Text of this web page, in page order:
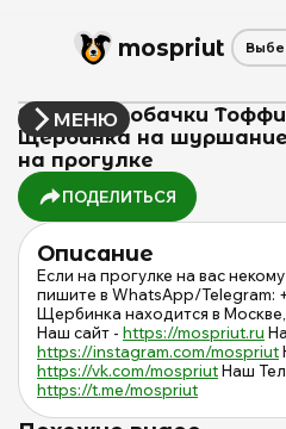
mospriut
МЕНЮ
Реакция собачки
Щербинка на
на прогулке
ПОДЕЛИТЬСЯ
Описание
Если на прогулке на вас
пишите в WhatsApp/Telegram:
Щербинка находится в
Наш сайт - https://mospriut.ru
https://instagram.com/mospriut
https://vk.com/mospriutНаш
https://t.me/mospriut